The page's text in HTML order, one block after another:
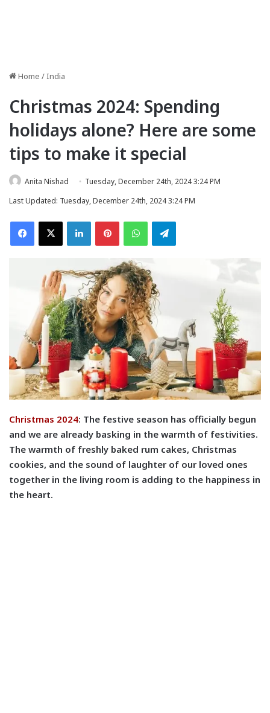
Home /India
Christmas 2024: Spending
holidays alone? Here are some
tips to make it special
Anita Nishad
Tuesday, December 24th, 2024 3:24 PM
Last Updated: Tuesday, December 24th, 2024 3:24 PM
Facebook
X LinkedInPinterestWhatsAppTelegram
Christmas 2024: The festive season has officially begun
and we are already basking in the warmth of festivities.
The warmth of freshly baked rum cakes, Christmas
cookies, and the sound of laughter of our loved ones
together in the living room is adding to the happiness in
the heart.